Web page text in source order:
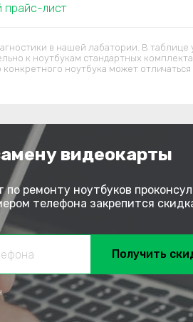
прайс-лист
в нашей лабатории. В таблице
к ноутбукам стандартных
ноутбука может отличаться
видеокарты
ремонту ноутбуков
телефона закрепится
Получить